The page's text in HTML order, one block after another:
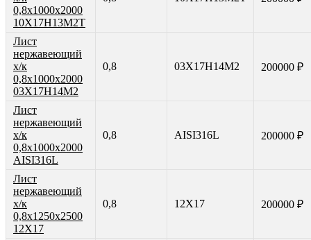
0,8х1000х2000
10Х17Н13М2Т
Лист
нержавеющий
х/к
0,8х1000х2000
03Х17Н14М2
0,8 03Х17Н14М2 200000 ₽
Лист
нержавеющий
х/к
0,8х1000х2000
AISI316L
0,8 AISI316L 200000 ₽
Лист
нержавеющий
х/к
0,8х1250х2500
12Х17
0,8 12Х17 200000 ₽